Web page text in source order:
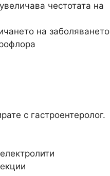
честотата на
на заболяването​
с гастроентеролог.